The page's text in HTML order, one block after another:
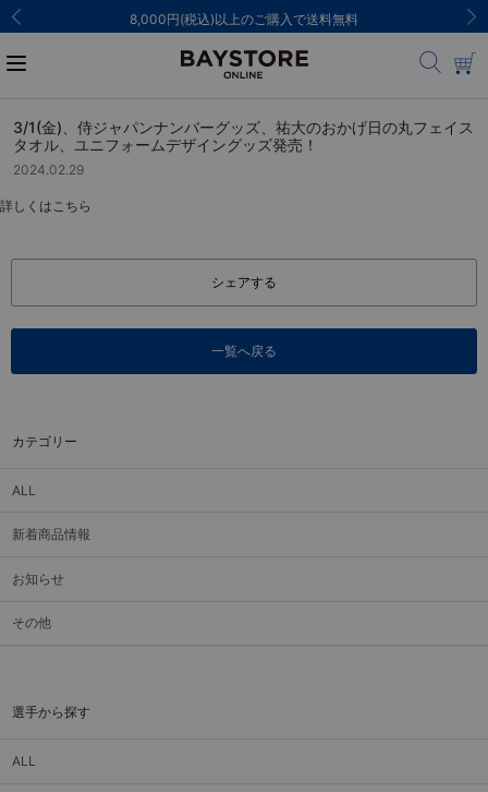
8,000円(税込)以上のご購入で送料無料
カテゴリー
ALL
新着商品情報
お知らせ
その他
選手から探す
ALL
3/1(金)、侍ジャパンナンバーグッズ、祐大のおかげ日の丸フェイス
タオル、ユニフォームデザイングッズ発売！
2024.02.29
詳しくはこちら
シェアする
一覧へ戻る